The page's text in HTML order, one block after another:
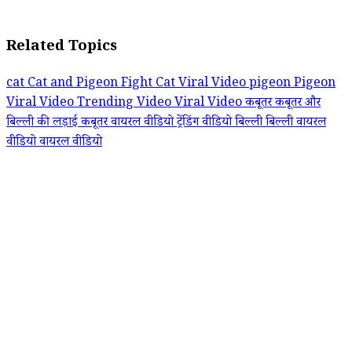
Related Topics
catCat and Pigeon FightCat Viral VideopigeonPigeon
Viral VideoTrending VideoViral Videoकबूतरकबूतर और
बिल्ली की लड़ाईकबूतर वायरल वीडियोट्रेंडिंग वीडियोबिल्लीबिल्ली वायरल
वीडियोवायरल वीडियो